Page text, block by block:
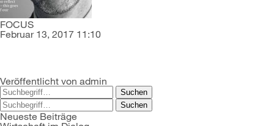
FOCUS
Februar 13, 2017 11:10
Veröffentlicht von admin
Suchen
Suchen
Neueste Beiträge